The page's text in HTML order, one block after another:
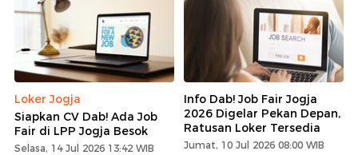
Loker Jogja
Siapkan CV Dab! Ada Job
Fair di LPP Jogja Besok
Selasa, 14 Jul 2026 13:42 WIB
Info Dab! Job Fair Jogja
2026 Digelar Pekan Depan,
Ratusan Loker Tersedia
Jumat, 10 Jul 2026 08:00 WIB